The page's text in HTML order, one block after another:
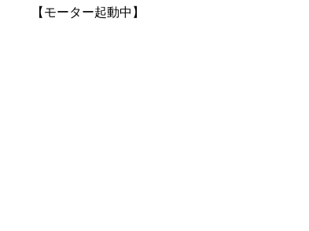
【モーター起動中】